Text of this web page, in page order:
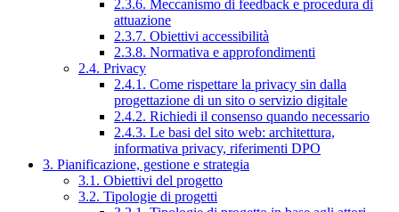
2.3.6. Meccanismo di feedback e procedura di
attuazione
2.3.7. Obiettivi accessibilità
2.3.8. Normativa e approfondimenti
2.4. Privacy
2.4.1. Come rispettare la privacy sin dalla
progettazione di un sito o servizio digitale
2.4.2. Richiedi il consenso quando necessario
2.4.3. Le basi del sito web: architettura,
informativa privacy, riferimenti DPO
3. Pianificazione, gestione e strategia
3.1. Obiettivi del progetto
3.2. Tipologie di progetti